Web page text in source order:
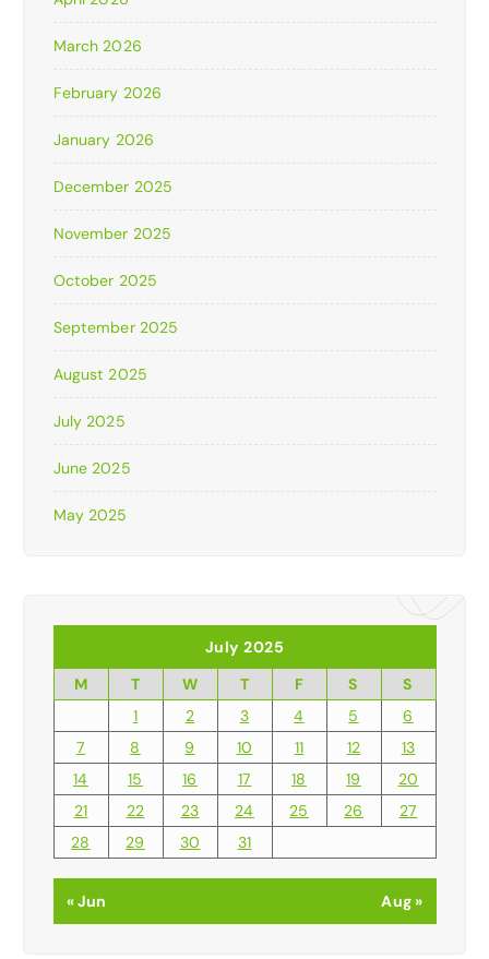
March 2026
February 2026
January 2026
December 2025
November 2025
October 2025
September 2025
August 2025
July 2025
June 2025
May 2025
July 2025
M
T W T F S
S
1
2 3 4 5
6
7
8 9 10 11 12
13
14
15 16 17 18 19
20
21
22 23 24 25 26
27
28
29 30 31
« Jun Aug »